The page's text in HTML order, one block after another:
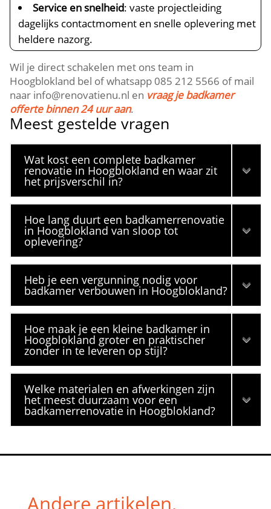
Service en snelheid: vaste projectleiding
dagelijks contactmoment en snelle oplevering met
heldere nazorg.​
Wil je direct schakelen met ons team in
Hoogblokland bel of whatsapp 085 212 5566 of mail
naar info@renovatienu.​nl en vraag je badkamer
offerte binnen 24 uur aan.​
Meest gestelde vragen
Wat kost een complete badkamer
renovatie in Hoogblokland en waar zit
het prijsverschil in?
Hoe lang duurt een badkamerrenovatie
in Hoogblokland van sloop tot
oplevering?
Heb je een vergunning nodig voor
badkamer verbouwen in Hoogblokland?
Hoe maak je een kleine badkamer in
Hoogblokland groter en praktischer
zonder in te leveren op stijl?
Welke materialen en afwerkingen zijn
het meest duurzaam voor een
badkamerrenovatie in Hoogblokland?
Andere artikelen.